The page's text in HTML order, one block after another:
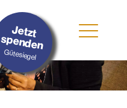
Jetzt
spenden
Gütesiegel